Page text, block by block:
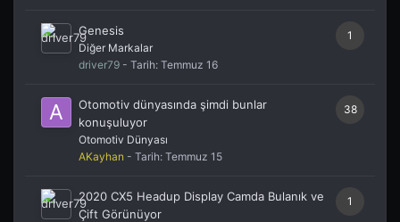
1
Genesis
Diğer Markalar
driver79 - Tarih: Temmuz 16
38
Otomotiv dünyasında şimdi bunlar
konuşuluyor
Otomotiv Dünyası
AKayhan - Tarih: Temmuz 15
1
2020 CX5 Headup Display Camda Bulanık ve
Çift Görünüyor